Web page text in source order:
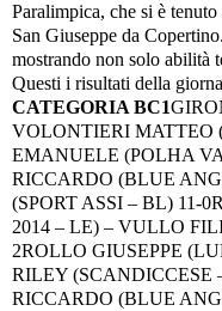
Paralimpica, che si è
San Giuseppe da
mostrando non solo abilità
Questi i risultati della
CATEGORIA BC1
VOLONTIERI MATTEO
EMANUELE (POLHA
RICCARDO (BLUE
(SPORT ASSI – BL) 11-0
2014 – LE) – VULLO
2ROLLO GIUSEPPE
RILEY (SCANDICCESE
RICCARDO (BLUE